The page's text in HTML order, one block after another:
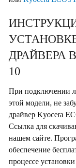
ДРАЙВЕРА
10
При подключении
этой модели, не
драйвер Kyocera
Ссылка для
нашем сайте.
обеспечение
процессе